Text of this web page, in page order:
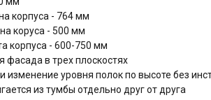
корпуса - 764 мм
коруса - 500 мм
корпуса - 600-750 мм
фасада в трех плоскостях
изменение уровня полок по высоте без
из тумбы отдельно друг от друга